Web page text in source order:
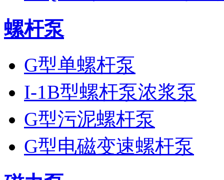
螺杆泵
G型单螺杆泵
I-1B型螺杆泵浓浆泵
G型污泥螺杆泵
G型电磁变速螺杆泵